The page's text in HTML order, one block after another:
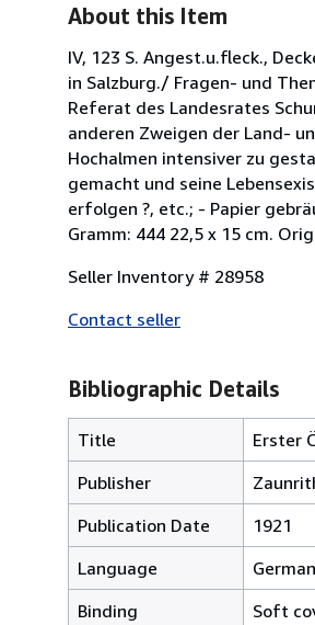
About this Item
IV, 123 S. Angest.u.fleck.,
in Salzburg./ Fragen- und
Referat des Landesrates
anderen Zweigen der Land-
Hochalmen intensiver zu
gemacht und seine
erfolgen ?, etc.; - Papier
Gramm: 444 22,5 x 15 cm.
Seller Inventory # 28958
Contact seller
Bibliographic Details
Title
Erster
Publisher
Publication Date
1921
Language
German
Binding
Soft